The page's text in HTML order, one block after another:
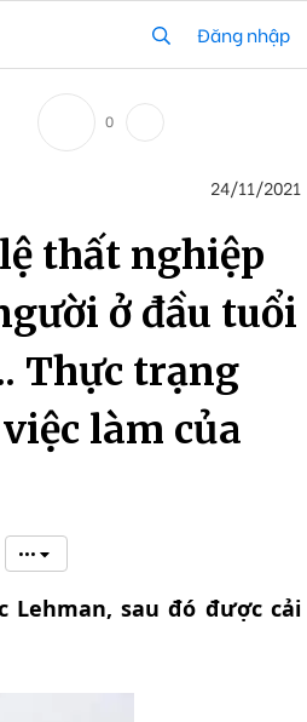
Đăng nhập
0
24/11/2021
thất nghiệp
ở đầu tuổi
Thực trạng
làm của
•••
Lehman, sau đó được cải